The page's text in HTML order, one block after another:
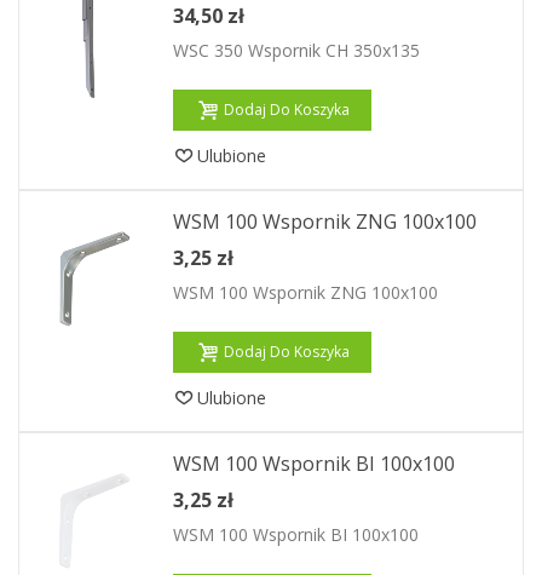
34,50 zł
WSC 350 Wspornik CH 350x135
Dodaj Do Koszyka
Ulubione
WSM 100 Wspornik ZNG 100x100
3,25 zł
WSM 100 Wspornik ZNG 100x100
Dodaj Do Koszyka
Ulubione
WSM 100 Wspornik BI 100x100
3,25 zł
WSM 100 Wspornik BI 100x100